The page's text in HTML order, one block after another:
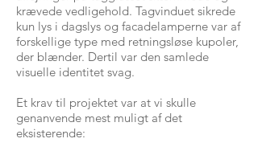
krævede vedligehold. Tagvinduet sikrede
kun lys i dagslys og facadelamperne var af
forskellige type med retningsløse kupoler,
der blænder. Dertil var den samlede
visuelle identitet svag.
Et krav til projektet var at vi skulle
genanvende mest muligt af det
eksisterende: